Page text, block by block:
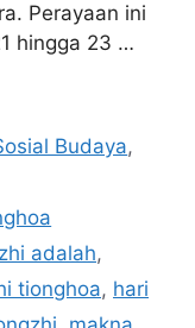
Perayaan ini
hingga 23 …
Budaya,
adalah,
tionghoa, hari